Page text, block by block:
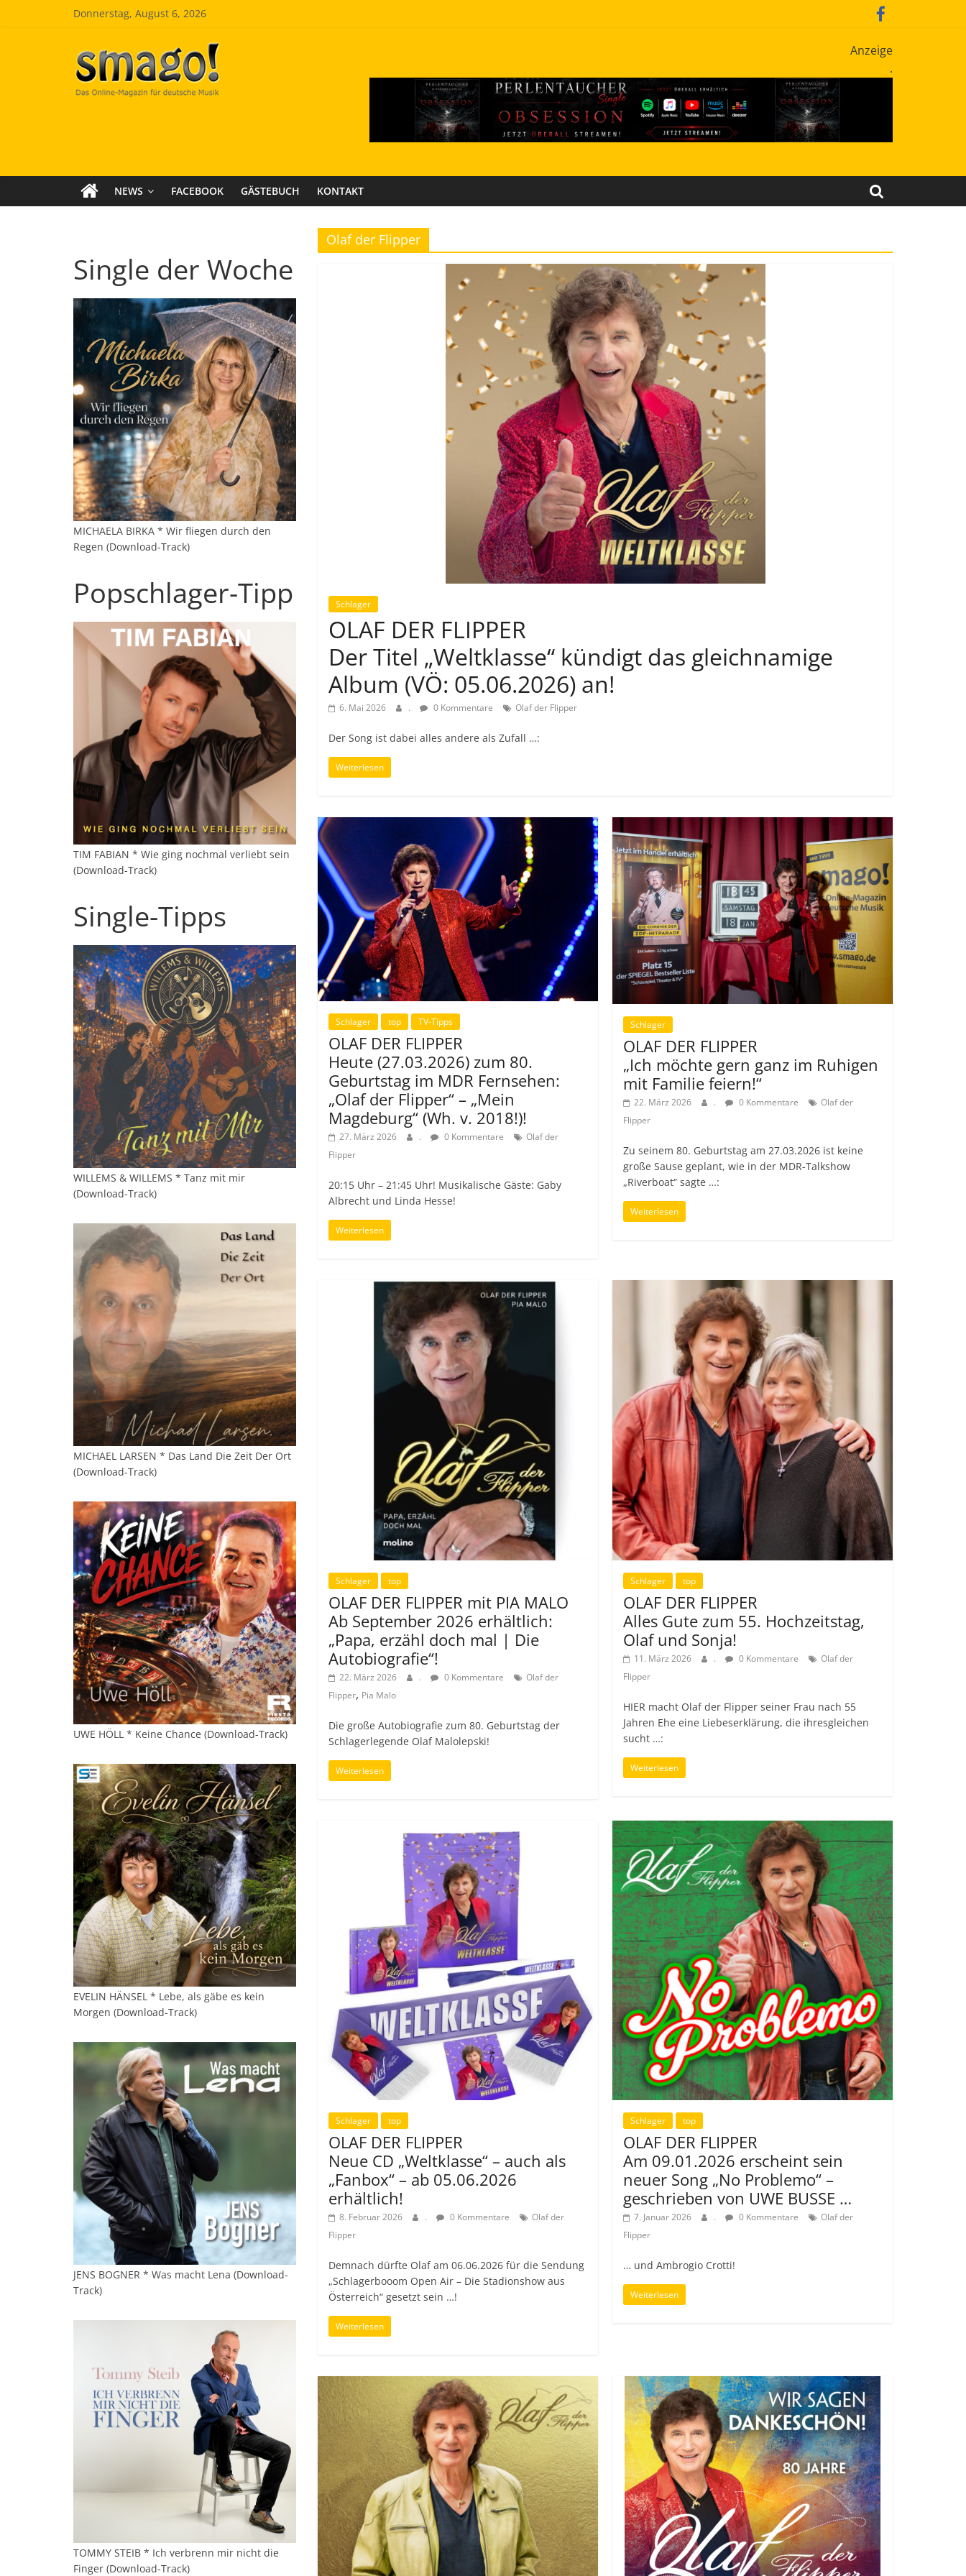
Donnerstag, August 6, 2026
Smago
SchlagerMAGazinOnline
Anzeige
.
NEWS FACEBOOK GÄSTEBUCH KONTAKT
Olaf der Flipper
Schlager
OLAF DER FLIPPER
Der Titel „Weltklasse“ kündigt das gleichnamige
Album (VÖ: 05.06.2026) an!
6. Mai 2026 . 0 Kommentare Olaf der Flipper
Der Song ist dabei alles andere als Zufall …:
Weiterlesen
Schlager top TV-Tipps
OLAF DER FLIPPER
Heute (27.03.2026) zum 80.
Geburtstag im MDR Fernsehen:
„Olaf der Flipper“ – „Mein
Magdeburg“ (Wh. v. 2018!)!
27. März 2026 . 0 Kommentare
Olaf der
Flipper
20:15 Uhr – 21:45 Uhr! Musikalische Gäste: Gaby
Albrecht und Linda Hesse!
Weiterlesen
Schlager
OLAF DER FLIPPER
„Ich möchte gern ganz im Ruhigen
mit Familie feiern!“
22. März 2026 . 0 Kommentare
Olaf der
Flipper
Zu seinem 80. Geburtstag am 27.03.2026 ist keine
große Sause geplant, wie in der MDR-Talkshow
„Riverboat“ sagte …:
Weiterlesen
Schlager top
OLAF DER FLIPPER mit PIA MALO
Ab September 2026 erhältlich:
„Papa, erzähl doch mal | Die
Autobiografie“!
22. März 2026 . 0 Kommentare
Olaf der
Flipper, Pia Malo
Die große Autobiografie zum 80. Geburtstag der
Schlagerlegende Olaf Malolepski!
Weiterlesen
Schlager top
OLAF DER FLIPPER
Alles Gute zum 55. Hochzeitstag,
Olaf und Sonja!
11. März 2026 . 0 Kommentare
Olaf der
Flipper
HIER macht Olaf der Flipper seiner Frau nach 55
Jahren Ehe eine Liebeserklärung, die ihresgleichen
sucht …:
Weiterlesen
Schlager top
OLAF DER FLIPPER
Neue CD „Weltklasse“ – auch als
„Fanbox“ – ab 05.06.2026
erhältlich!
8. Februar 2026 . 0 Kommentare
Olaf der
Flipper
Demnach dürfte Olaf am 06.06.2026 für die Sendung
„Schlagerbooom Open Air – Die Stadionshow aus
Österreich“ gesetzt sein …!
Weiterlesen
Schlager top
OLAF DER FLIPPER
Am 09.01.2026 erscheint sein
neuer Song „No Problemo“ –
geschrieben von UWE BUSSE …
7. Januar 2026 . 0 Kommentare
Olaf der
Flipper
… und Ambrogio Crotti!
Weiterlesen
Single der Woche
MICHAELA BIRKA * Wir fliegen durch den
Regen (Download-Track)
Popschlager-Tipp
TIM FABIAN * Wie ging nochmal verliebt sein
(Download-Track)
Single-Tipps
WILLEMS & WILLEMS * Tanz mit mir
(Download-Track)
MICHAEL LARSEN * Das Land Die Zeit Der Ort
(Download-Track)
UWE HÖLL * Keine Chance (Download-Track)
EVELIN HÄNSEL * Lebe, als gäbe es kein
Morgen (Download-Track)
JENS BOGNER * Was macht Lena (Download-
Track)
TOMMY STEIB * Ich verbrenn mir nicht die
Finger (Download-Track)